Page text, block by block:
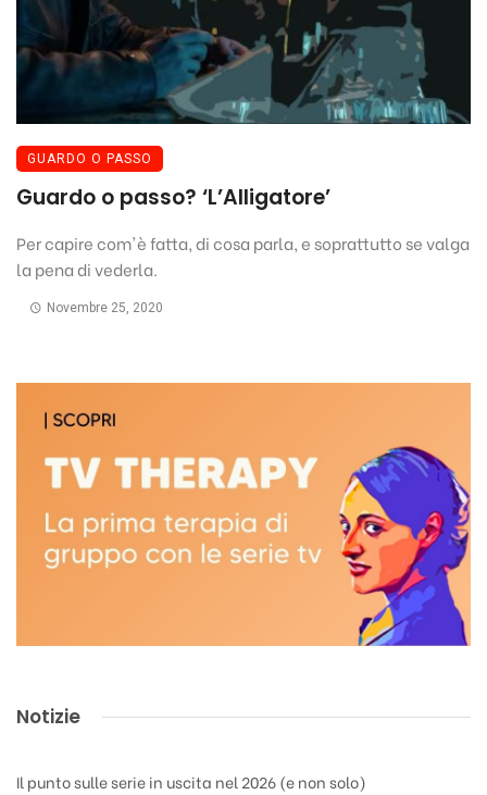
GUARDO O PASSO
Guardo o passo? ‘L’Alligatore’
Per capire com'è fatta, di cosa parla, e soprattutto se valga
la pena di vederla.
Novembre 25, 2020
Notizie
Il punto sulle serie in uscita nel 2026 (e non solo)